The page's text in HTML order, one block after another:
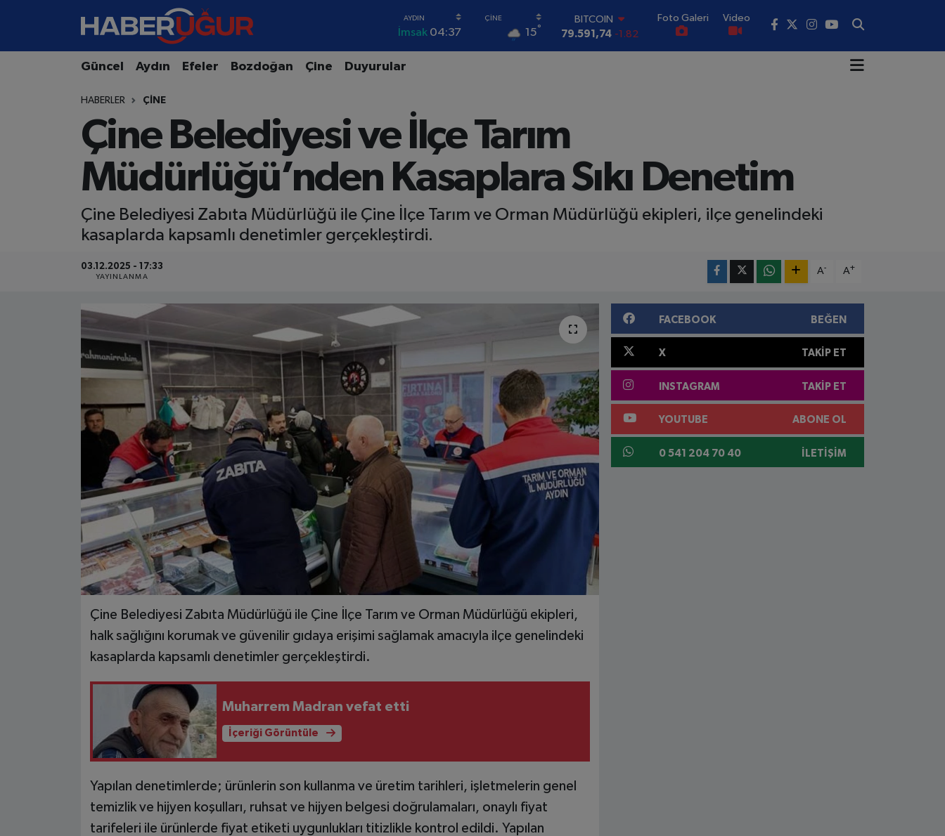
İmsak 04:37 15°
DOLAR
45,43620 0.02
14.598,00
BITCOIN
79.591,74
-1.82
Foto Galeri Video
Güncel Aydın Efeler Bozdoğan Çine Duyurular
HABERLER ÇINE
Çine Belediyesi ve İlçe Tarım
Müdürlüğü’nden Kasaplara Sıkı Denetim
Çine Belediyesi Zabıta Müdürlüğü ile Çine İlçe Tarım ve Orman Müdürlüğü ekipleri, ilçe genelindeki
kasaplarda kapsamlı denetimler gerçekleştirdi.
03.12.2025 - 17:33
YAYINLANMA
A- A+
Çine Belediyesi Zabıta Müdürlüğü ile Çine İlçe Tarım ve Orman Müdürlüğü ekipleri,
halk sağlığını korumak ve güvenilir gıdaya erişimi sağlamak amacıyla ilçe genelindeki
kasaplarda kapsamlı denetimler gerçekleştirdi.
Muharrem Madran vefat etti
İçeriği Görüntüle
Yapılan denetimlerde; ürünlerin son kullanma ve üretim tarihleri, işletmelerin genel
temizlik ve hijyen koşulları, ruhsat ve hijyen belgesi doğrulamaları, onaylı fiyat
tarifeleri ile ürünlerde fiyat etiketi uygunlukları titizlikle kontrol edildi. Yapılan
FACEBOOK BEĞEN
X TAKIP ET
INSTAGRAM TAKIP ET
YOUTUBE ABONE OL
0 541 204 70 40 İLETIŞIM
Aydın Nöbetçi Eczaneler
Aydın Namaz Vakitleri
Aydın Trafik Yoğunluk Haritası
Tüm Manşetler
Son Dakika Haberleri